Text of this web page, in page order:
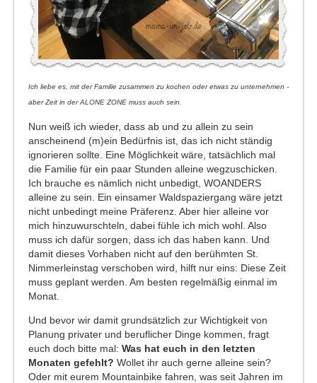
Ich liebe es, mit der Familie zusammen zu kochen oder etwas zu unternehmen -
aber Zeit in der ALONE ZONE muss auch sein.
Nun weiß ich wieder, dass ab und zu allein zu sein
anscheinend (m)ein Bedürfnis ist, das ich nicht ständig
ignorieren sollte. Eine Möglichkeit wäre, tatsächlich mal
die Familie für ein paar Stunden alleine wegzuschicken.
Ich brauche es nämlich nicht unbedigt, WOANDERS
alleine zu sein. Ein einsamer Waldspaziergang wäre jetzt
nicht unbedingt meine Präferenz. Aber hier alleine vor
mich hinzuwurschteln, dabei fühle ich mich wohl. Also
muss ich dafür sorgen, dass ich das haben kann. Und
damit dieses Vorhaben nicht auf den berühmten St.
Nimmerleinstag verschoben wird, hilft nur eins: Diese Zeit
muss geplant werden. Am besten regelmäßig einmal im
Monat.
Und bevor wir damit grundsätzlich zur Wichtigkeit von
Planung privater und beruflicher Dinge kommen, fragt
euch doch bitte mal: Was hat euch in den letzten
Monaten gefehlt? Wollet ihr auch gerne alleine sein?
Oder mit eurem Mountainbike fahren, was seit Jahren im